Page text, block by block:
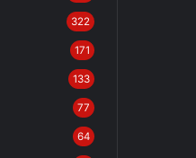
322
171
133
77
64